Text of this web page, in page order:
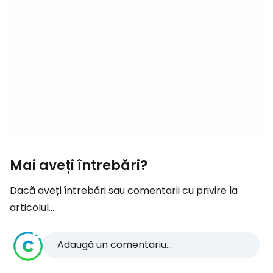
Mai aveți întrebări?
Dacă aveți întrebări sau comentarii cu privire la
articolul...
Adaugă un comentariu...